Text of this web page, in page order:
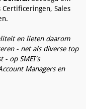
Sales
en lieten daarom
- net als diverse top
- op SMEI's
Managers en